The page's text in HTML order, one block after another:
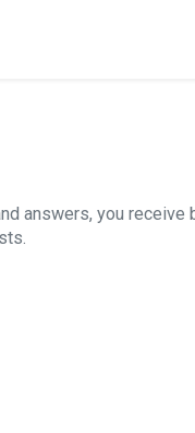
answers, you